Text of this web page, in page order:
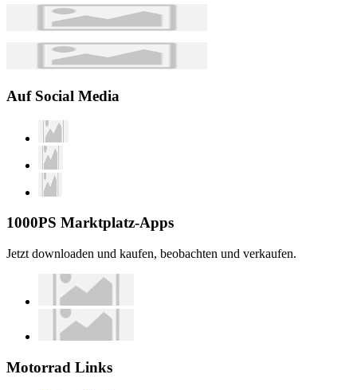
Auf Social Media
1000PS Marktplatz-Apps
Jetzt downloaden und kaufen, beobachten und verkaufen.
Motorrad Links